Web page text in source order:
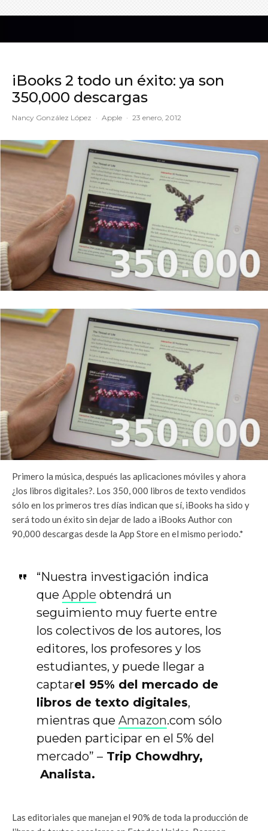
iBooks 2 todo un éxito: ya son
350,000 descargas
Nancy González López · Apple · 23 enero, 2012
Primero la música, después las aplicaciones móviles y ahora
¿los libros digitales?. Los 350, 000 libros de texto vendidos
sólo en los primeros tres días indican que sí, iBooks ha sido y
será todo un éxito sin dejar de lado a iBooks Author con
90,000 descargas desde la App Store en el mismo periodo.*
“Nuestra investigación indica
que Apple obtendrá un
seguimiento muy fuerte entre
los colectivos de los autores, los
editores, los profesores y los
estudiantes, y puede llegar a
captarel 95% del mercado de
libros de texto digitales,
mientras que Amazon.com sólo
pueden participar en el 5% del
mercado” –Trip Chowdhry,
Analista.
Las editoriales que manejan el 90% de toda la producción de